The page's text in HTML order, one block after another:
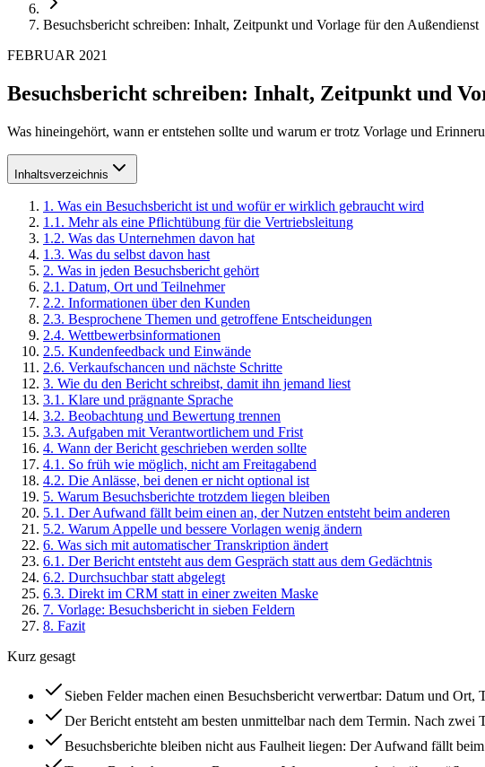
Besuchsbericht schreiben: Inhalt, Zeitpunkt und Vorlage für den Außendienst
FEBRUAR 2021
Besuchsbericht schreiben: Inhalt, Zeitpunkt und
Was hineingehört, wann er entstehen sollte und warum er trotz Vorlage und
Inhaltsverzeichnis
1 . Was ein Besuchsbericht ist und wofür er wirklich gebraucht wird
1 .1 . Mehr als eine Pflichtübung für die Vertriebsleitung
1 .2. Was das Unternehmen davon hat
1 .3. Was du selbst davon hast
2. Was in jeden Besuchsbericht gehört
2.1 . Datum, Ort und Teilnehmer
2.2. Informationen über den Kunden
2.3. Besprochene Themen und getroffene Entscheidungen
2.4. Wettbewerbsinformationen
2.5. Kundenfeedback und Einwände
2.6. Verkaufschancen und nächste Schritte
3. Wie du den Bericht schreibst, damit ihn jemand liest
3.1 . Klare und prägnante Sprache
3.2. Beobachtung und Bewertung trennen
3.3. Aufgaben mit Verantwortlichem und Frist
4. Wann der Bericht geschrieben werden sollte
4.1 . So früh wie möglich, nicht am Freitagabend
4.2. Die Anlässe, bei denen er nicht optional ist
5. Warum Besuchsberichte trotzdem liegen bleiben
5.1 . Der Aufwand fällt beim einen an, der Nutzen entsteht beim anderen
5.2. Warum Appelle und bessere Vorlagen wenig ändern
6. Was sich mit automatischer Transkription ändert
6.1 . Der Bericht entsteht aus dem Gespräch statt aus dem Gedächtnis
6.2. Durchsuchbar statt abgelegt
6.3. Direkt im CRM statt in einer zweiten Maske
7. Vorlage: Besuchsbericht in sieben Feldern
8. Fazit
Kurz gesagt
Sieben Felder machen einen Besuchsbericht verwertbar: Datum und
Der Bericht entsteht am besten unmittelbar nach dem Termin. Nach
Besuchsberichte bleiben nicht aus Faulheit liegen: Der Aufwand fällt